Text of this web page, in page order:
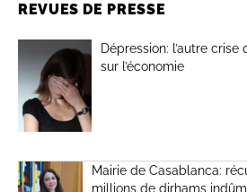
REVUES DE PRESSE
Dépression: l’autre
sur l’économie
Mairie de Casablanca:
millions de dirhams